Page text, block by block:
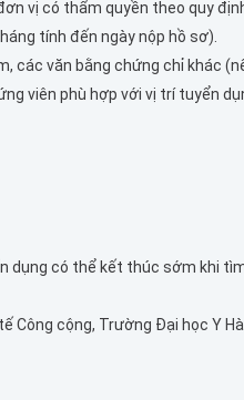
vị có thẩm quyền theo quy
tính đến ngày nộp hồ sơ).
các văn bằng chứng chỉ khác
viên phù hợp với vị trí tuyển
dụng có thể kết thúc sớm khi
Công cộng, Trường Đại học Y